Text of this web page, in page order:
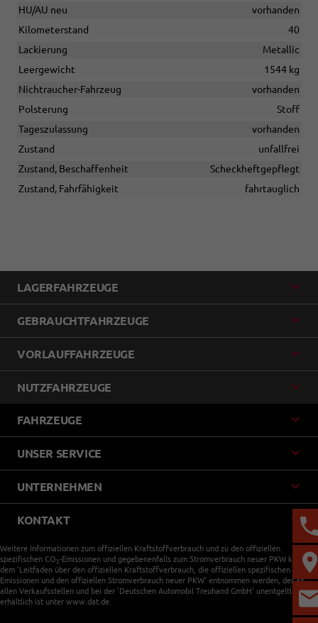
HU/AU neu
vorhanden
Kilometerstand
40
Lackierung
Metallic
Leergewicht
1544 kg
Nichtraucher-Fahrzeug
vorhanden
Polsterung
Stoff
Tageszulassung
vorhanden
Zustand
unfallfrei
Zustand, Beschaffenheit
Scheckheftgepflegt
Zustand, Fahrfähigkeit
fahrtauglich
LAGERFAHRZEUGE
GEBRAUCHTFAHRZEUGE
VORLAUFFAHRZEUGE
NUTZFAHRZEUGE
FAHRZEUGE
UNSER SERVICE
UNTERNEHMEN
KONTAKT
Weitere Informationen zum offiziellen Kraftstoffverbrauch und zu den offiziellen
spezifischen CO 2-Emissionen und gegebenenfalls zum Stromverbrauch neuer PKW können
dem 'Leitfaden über den offiziellen Kraftstoffverbrauch, die offiziellen spezifischen CO
-
Emissionen und den offiziellen Stromverbrauch neuer PKW' entnommen werden, der an
allen Verkaufsstellen und bei der 'Deutschen Automobil Treuhand GmbH' unentgeltlich
erhältlich ist unter www.dat.de.